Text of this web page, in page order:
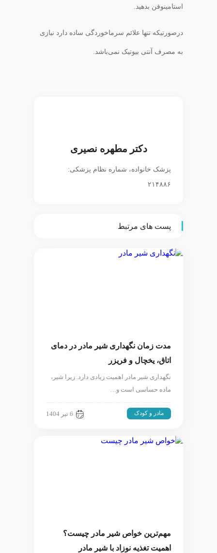
استامینوفن بدهید.
درصورتیکه تنها علائم سرماخوردگی ساده دارد نیازی
به مصرف آنتی بیوتیک نمی‌باشد.
دکتر مطهره نصیری
پزشک خانواده، شماره نظام پزشکی:
۲۱۴۸۸۶
پست های مرتبط
مدت زمان نگهداری شیر مادر در دمای
اتاق، یخچال و فریزر
نگهداری شیر مادر اهمیت زیادی دارد. زیرا شیر،
ماده حساسی است و…
مادر و کودک 6 تیر 1404
مهم‌ترین خواص شیر مادر چیست؟
اهمیت تغذیه نوزاد با شیر مادر